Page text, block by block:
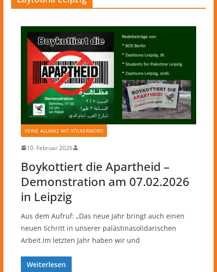
KEINE ALLIANZ MIT VÖLKERMORD
10. Februar 2026
Boykottiert die Apartheid –
Demonstration am 07.02.2026
in Leipzig
Aus dem Aufruf: „Das neue Jahr bringt auch einen
neuen Schritt in unserer palästinasolidarischen
Arbeit.Im letzten Jahr haben wir und
Weiterlesen